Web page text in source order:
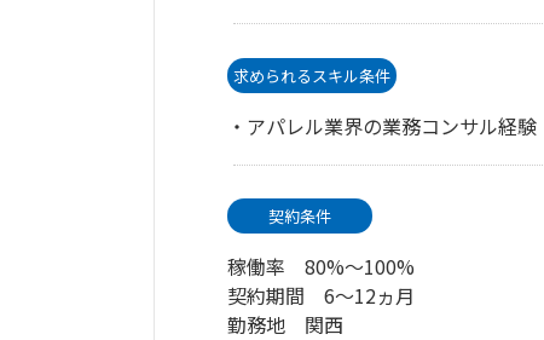
求められるスキル条件
・アパレル業界の業務コンサル経験
契約条件
稼働率 80%～100%
契約期間 6～12ヵ月
勤務地 関西